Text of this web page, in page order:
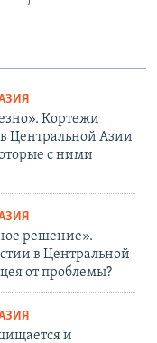
Кортежи
Центральной Азии
с ними
решение».
в Центральной
от проблемы?
и